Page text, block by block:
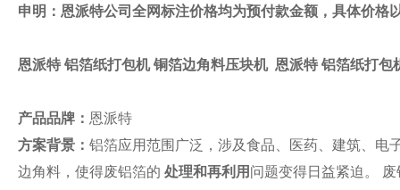
申明：恩派特公司全网标注价格均为预付款金额，具体价格
恩派特 铝箔纸打包机 铜箔边角料压块机 恩派特 铝箔纸打包
产品品牌： 恩派特
方案背景： 铝箔应用范围广泛，涉及食品、医药、建筑、电
边角料，使得废铝箔的 处理和再利用 问题变得日益紧迫。